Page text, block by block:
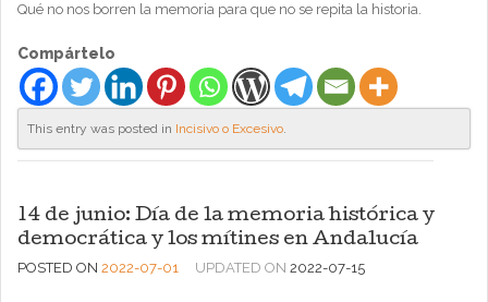
Qué no nos borren la memoria para que no se repita la historia.
Compártelo
This entry was posted in Incisivo o Excesivo.
14 de junio: Día de la memoria histórica y
democrática y los mítines en Andalucía
POSTED ON 2022-07-01 UPDATED ON 2022-07-15